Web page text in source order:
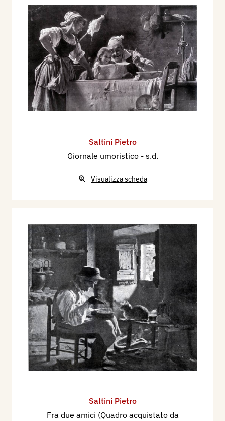
Saltini Pietro
Giornale umoristico - s.d.
Visualizza scheda
Saltini Pietro
Fra due amici (Quadro acquistato da